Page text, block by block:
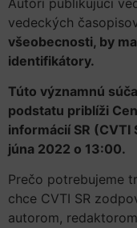
vedeckých
všeobecnosti, by
identifikátory.
Túto významnú
podstatu priblíži
informácií SR (CVTI
júna 2022 o 13:00.
Prečo potrebujeme
chce CVTI SR
autorom,